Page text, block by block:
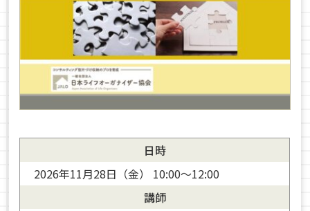
日時
2026年11月28日（金） 10:00～12:00
講師